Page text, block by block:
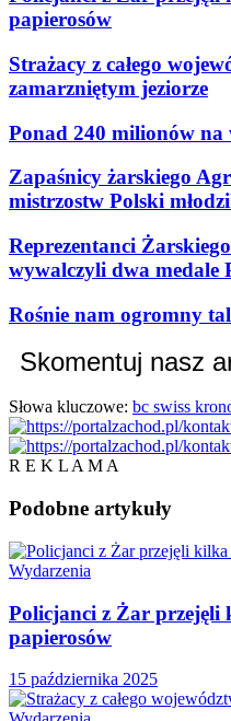
papierosów
Strażacy z całego
zamarzniętym jeziorze
Ponad 240 milionów na
Zapaśnicy żarskiego
mistrzostw Polski
Reprezentanci
wywalczyli dwa medale
Rośnie nam ogromny
Skomentuj nasz
Słowa kluczowe: bc swiss
R E K L A M A
Podobne artykuły
Wydarzenia
Policjanci z Żar przejęli
papierosów
15 października 2025